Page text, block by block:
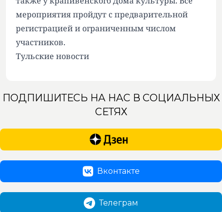
мероприятия пройдут с предварительной
регистрацией и ограниченным числом
участников.
Тульские новости
ПОДПИШИТЕСЬ НА НАС В СОЦИАЛЬНЫХ
СЕТЯХ
Вконтакте
Телеграм